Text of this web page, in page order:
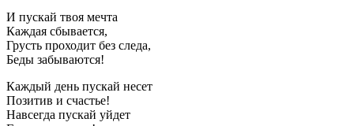
И пускай твоя мечта
Каждая сбывается,
Грусть проходит без следа,
Беды забываются!
Каждый день пускай несет
Позитив и счастье!
Навсегда пускай уйдет